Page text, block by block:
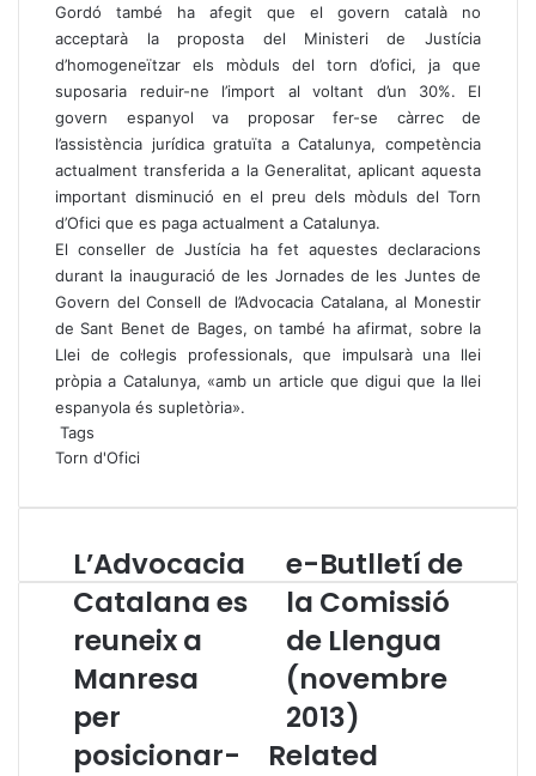
Gordó també ha afegit que el govern català no
acceptarà la proposta del
Ministeri de Justícia
d’homogeneïtzar els mòduls del torn d’ofici, ja que
suposaria reduir-ne l’import al voltant d’un 30%.
El
govern espanyol va proposar fer-se càrrec de
l’assistència jurídica gratuïta a Catalunya, competència
actualment transferida a la Generalitat, aplicant aquesta
important disminució en el preu dels mòduls del Torn
d’Ofici que es paga actualment a Catalunya.
El conseller de Justícia ha fet aquestes declaracions
durant la inauguració de les Jornades de les Juntes de
Govern del Consell de l’Advocacia Catalana, al Monestir
de Sant Benet de Bages, on també ha afirmat, sobre la
Llei de col·legis professionals, que impulsarà una llei
pròpia a Catalunya, «amb un article que digui que la llei
espanyola és supletòria».
Tags
Torn d'Ofici
L
’
A
d
o
c
a
c
L’Advocacia
Catalana es
reuneix a
Manresa
per
posicionar-
e
-
u
l
l
e
t
e-Butlletí de
la Comissió
de Llengua
(novembre
2013)
Related